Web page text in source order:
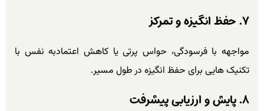
۷. حفظ انگیزه و تمرکز
مواجهه با فرسودگی، حواس پرتی یا کاهش اعتمادبه نفس با
تکنیک هایی برای حفظ انگیزه در طول مسیر.
۸. پایش و ارزیابی پیشرفت